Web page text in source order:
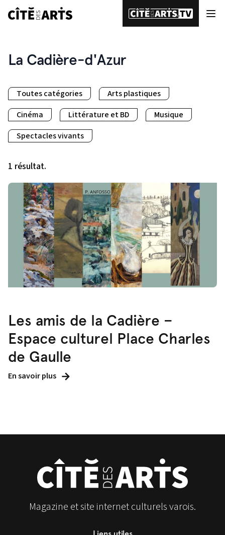
La Cadière-d'Azur
Toutes catégories
Arts plastiques
Cinéma
Littérature et BD
Musique
Spectacles vivants
1 résultat.
Les amis de la Cadière –
Espace culturel Place Charles
de Gaulle
En savoir plus
Magazine et site internet culturels varois.